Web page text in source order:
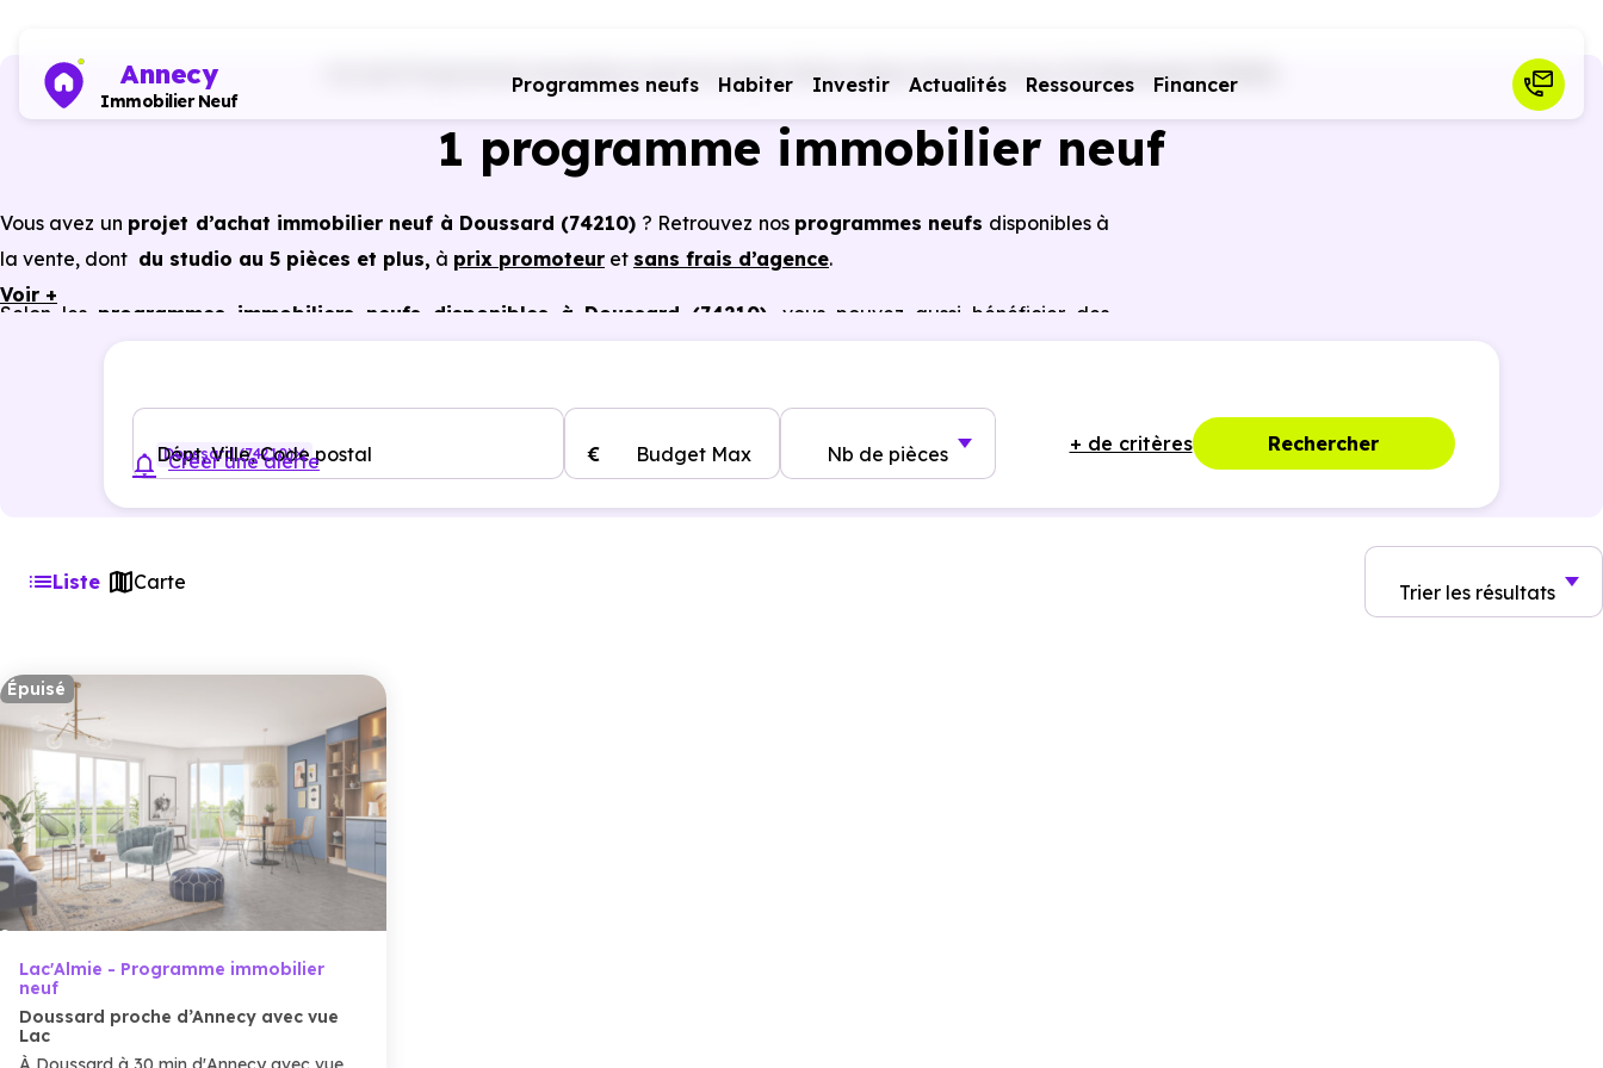
Annecy
Immobilier Neuf
Programmes neufs Habiter Investir Actualités Ressources Financer
Programmes immobiliers neufs Auvergne-Rhône-Alpes Haute-Savoie (74) Doussard (74210)
1 programme immobilier neuf
Vous avez un projet d’achat immobilier neuf à Doussard (74210) ? Retrouvez nos programmes neufs disponibles à
la vente, dont du studio au 5 pièces et plus, à prix promoteur et sans frais d’agence.
Selon les programmes immobiliers neufs disponibles à Doussard (74210) , vous pouvez aussi bénéficier des
Voir +
Dépt, Ville, Code postal
Doussard (74210) Budget Max
€ Nb de pièces + de critères Rechercher
Créer une alerte
Liste Carte Trier les résultats
Épuisé
Lac'Almie - Programme immobilier
neuf
Doussard proche d’Annecy avec vue
Lac